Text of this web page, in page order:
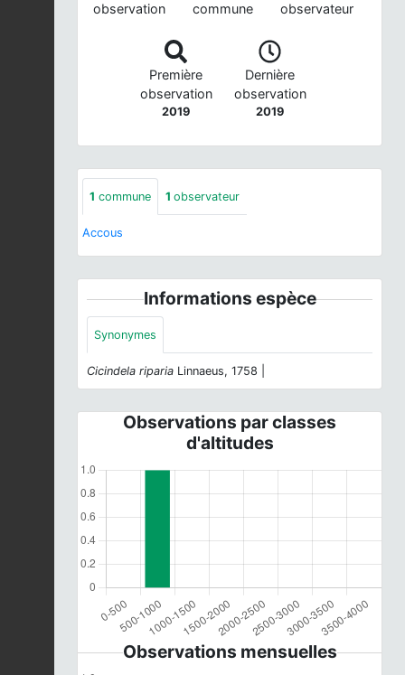
observation commune observateur
Première
observation
2019
Dernière
observation
2019
1 commune 1 observateur
Accous
Informations espèce
Synonymes
Cicindela riparia Linnaeus, 1758 |
Observations par classes
d'altitudes
Observations mensuelles